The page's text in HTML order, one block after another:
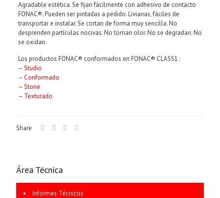
Agradable estética. Se fijan fácilmente con adhesivo de contacto
FONAC®. Pueden ser pintadas a pedido. Livianas, fáciles de
transportar e instalar. Se cortan de forma muy sencilla. No
desprenden partículas nocivas. No toman olor. No se degradan. No
se oxidan.
Los productos FONAC® conformados en FONAC® CLASS1 :
– Studio
– Conformado
– Stone
– Texturado
Share
Área Técnica
Informes Técnicos